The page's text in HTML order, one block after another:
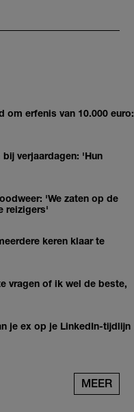
om erfenis van 10.000 euro:
verjaardagen: 'Hun
'We zaten op de
reizigers'
keren klaar te
vragen of ik wel de beste,
je ex op je LinkedIn-tijdlijn
MEER